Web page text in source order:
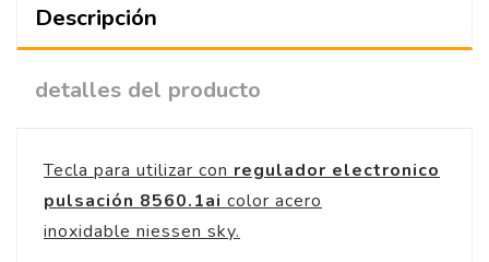
Descripción
detalles del producto
Tecla para utilizar con regulador electronico
pulsación 8560.1ai color acero
inoxidable niessen sky.